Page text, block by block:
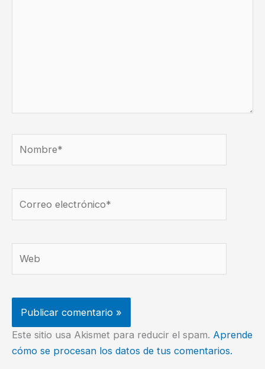
electrónico*
Este sitio usa Akismet para reducir el spam. Aprende
cómo se procesan los datos de tus comentarios.